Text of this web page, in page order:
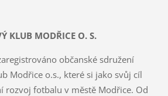
KLUB MODŘICE O. S.
občanské sdružení
Modřice o.s., které si jako svůj cíl
rozvoj fotbalu v městě Modřice. Od